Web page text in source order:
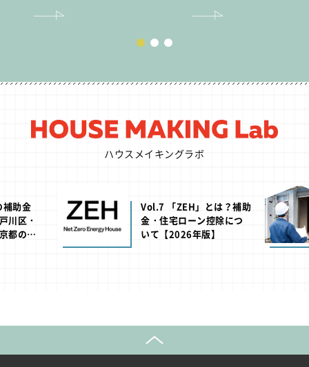
ハウスメイキングラボ
助金
川区・
都の助
Vol.7 「ZEH」とは？補助
金・住宅ローン控除につ
いて【2026年版】